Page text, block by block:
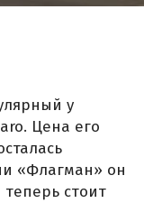
у
Цена его
«Флагман» он
стоит